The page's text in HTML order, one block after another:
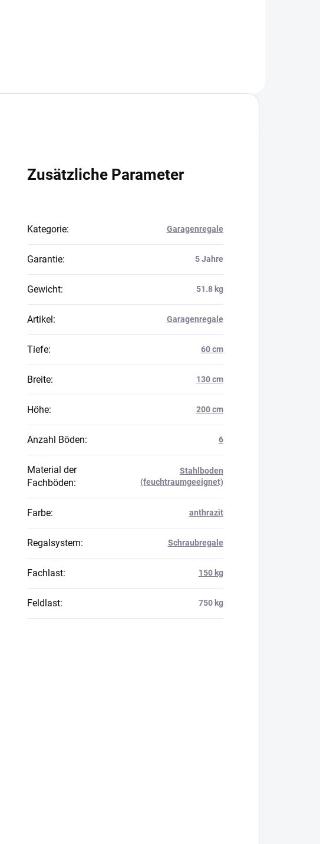
Zusätzliche Parameter
Kategorie: Garagenregale
Garantie: 5 Jahre
Gewicht: 51.8 kg
Artikel: Garagenregale
Tiefe: 60 cm
Breite: 130 cm
Höhe: 200 cm
Anzahl Böden: 6
Material der
Fachböden:
Stahlboden
(feuchtraumgeeignet)
Farbe: anthrazit
Regalsystem: Schraubregale
Fachlast: 150 kg
Feldlast: 750 kg